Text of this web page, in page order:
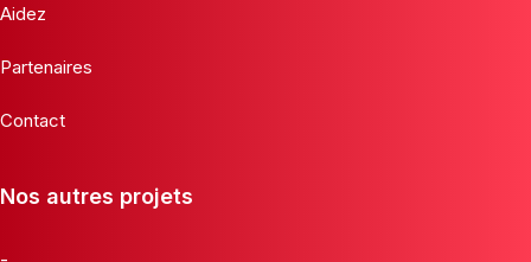
Aidez
Partenaires
Contact
Nos autres projets